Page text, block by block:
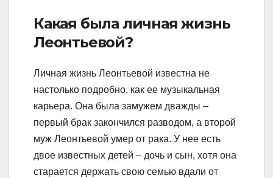
Какая была личная жизнь
Леонтьевой?
Личная жизнь Леонтьевой известна не
настолько подробно, как ее музыкальная
карьера. Она была замужем дважды –
первый брак закончился разводом, а второй
муж Леонтьевой умер от рака. У нее есть
двое известных детей – дочь и сын, хотя она
старается держать свою семью вдали от